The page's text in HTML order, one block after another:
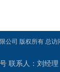
公司 版权所有 总访
联系人：刘经理